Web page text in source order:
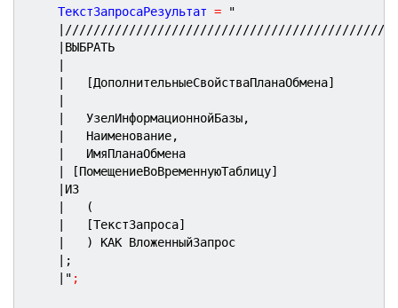
	ТекстЗапросаРезультат
=
"
|////////////////////////////////////////////////////////
|ВЫБРАТЬ
|
|	[ДополнительныеСвойстваПланаОбмена]
|
|	УзелИнформационнойБазы,
|	Наименование,
|	ИмяПланаОбмена
| [ПомещениеВоВременнуюТаблицу]
|ИЗ
|	(
|	[ТекстЗапроса]
|	) КАК ВложенныйЗапрос
|;
|" ;